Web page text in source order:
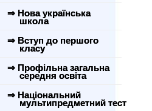
⇒ Нова українська
школа
⇒ Вступ до першого
класу
⇒ Профільна загальна
середня освіта
⇒ Національний
мультипредметний тест